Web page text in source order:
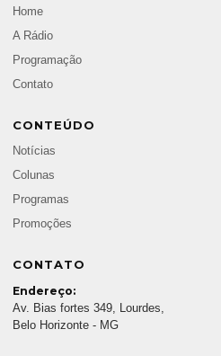
Home
A Rádio
Programação
Contato
CONTEÚDO
Notícias
Colunas
Programas
Promoções
CONTATO
Endereço:
Av. Bias fortes 349, Lourdes,
Belo Horizonte - MG